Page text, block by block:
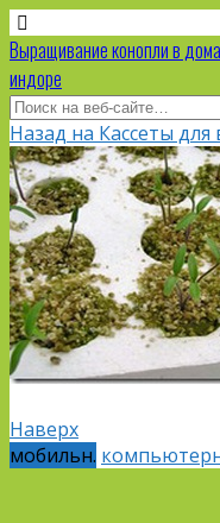
Выращивание конопли в
индоре
Назад на Кассеты
Наверх
мобильн.